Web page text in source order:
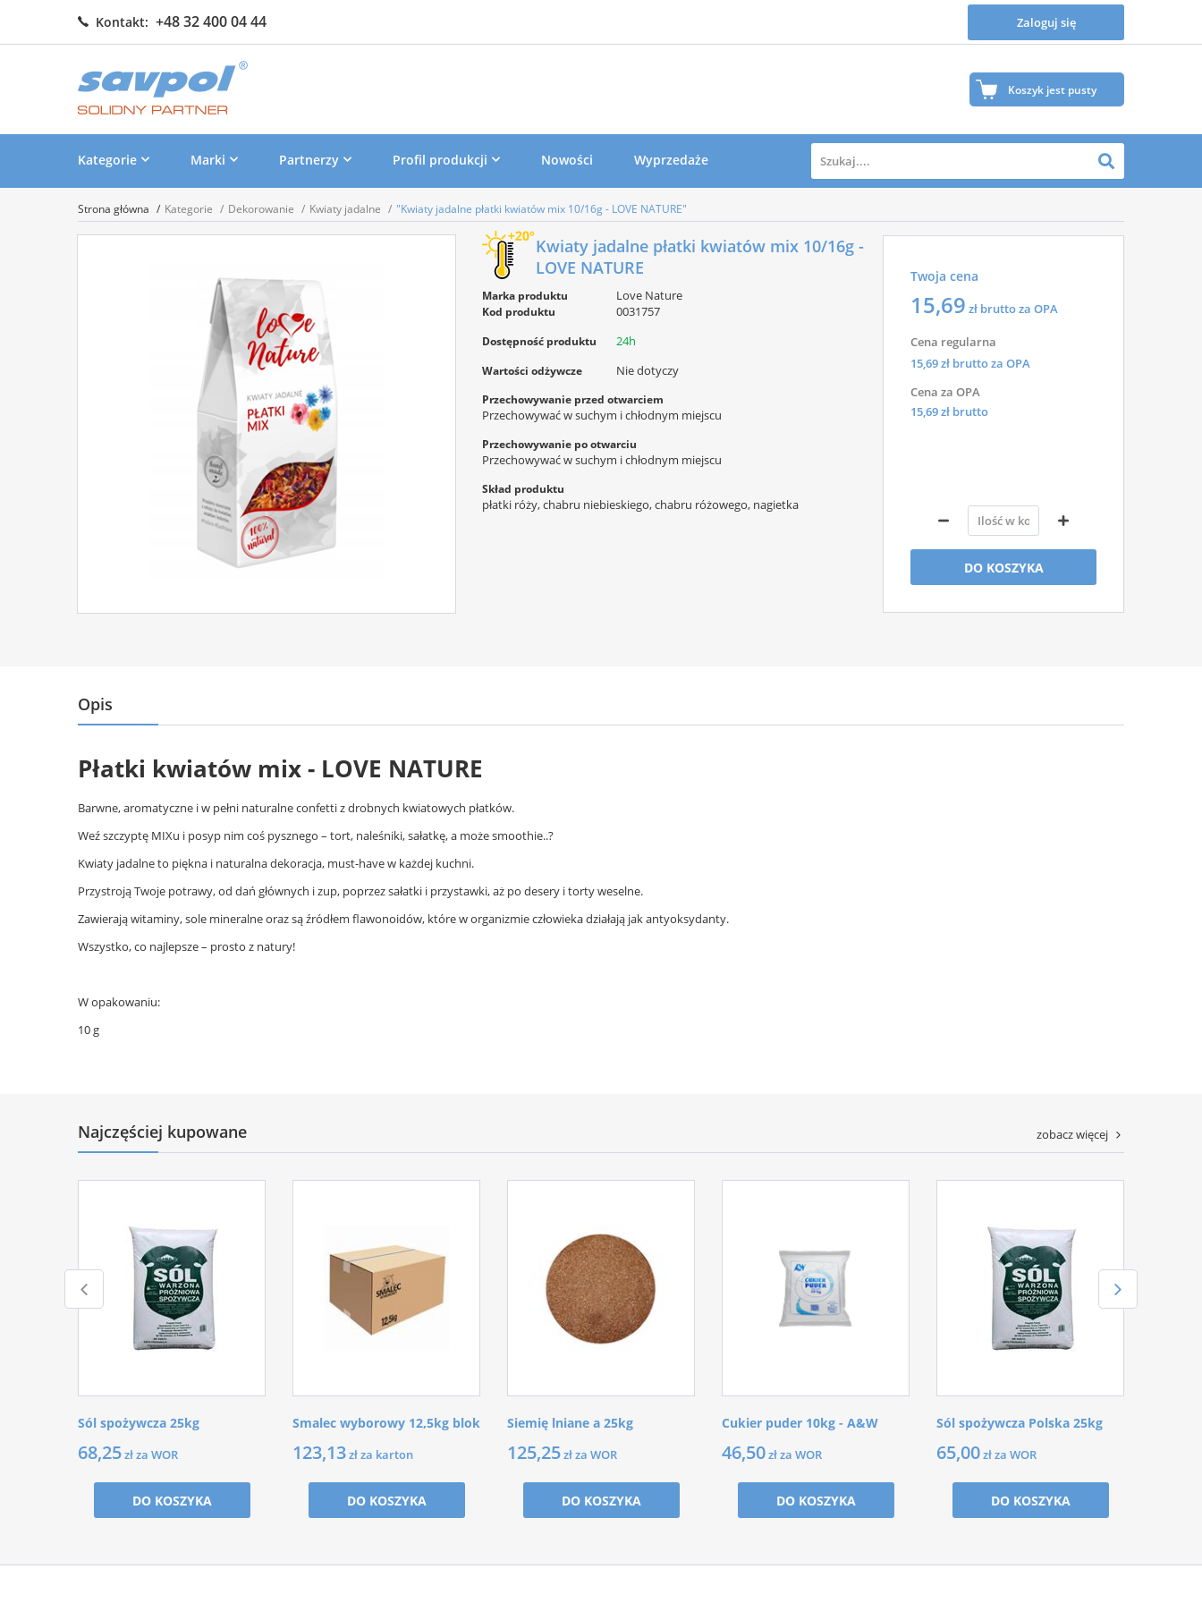
Kontakt: +48 32 400 04 44 Zaloguj się
Koszyk jest pusty
Twój koszyk jest na razie pusty.
pewno znajdziesz wiele produktów, które Ciebie
zainteresują.
Kategorie Marki Partnerzy Profil produkcji Nowości Wyprzedaże
Strona główna Kategorie Dekorowanie Kwiaty jadalne "Kwiaty jadalne płatki kwiatów mix 10/16g - LOVE NATURE"
Kwiaty jadalne płatki kwiatów mix 10/16g -
LOVE NATURE
Marka produktu Love Nature
Kod produktu 0031757
Dostępność produktu 24h
Wartości odżywcze Nie dotyczy
Przechowywanie przed otwarciem
Przechowywać w suchym i chłodnym miejscu
Przechowywanie po otwarciu
Przechowywać w suchym i chłodnym miejscu
Skład produktu
płatki róży, chabru niebieskiego, chabru różowego, nagietka
Twoja cena
15,69 zł brutto za OPA
Cena regularna
15,69zł brutto za OPA
Cena za OPA
15,69zł brutto
DO KOSZYKA
Opis
Płatki kwiatów mix - LOVE NATURE
Barwne, aromatyczne i w pełni naturalne confetti z drobnych kwiatowych płatków.
Weź szczyptę MIXu i posyp nim coś pysznego – tort, naleśniki, sałatkę, a może smoothie..?
Kwiaty jadalne to piękna i naturalna dekoracja, must-have w każdej kuchni.
Przystroją Twoje potrawy, od dań głównych i zup, poprzez sałatki i przystawki, aż po desery i torty weselne.
Zawierają witaminy, sole mineralne oraz są źródłem flawonoidów, które w organizmie człowieka działają jak antyoksydanty.
Wszystko, co najlepsze – prosto z natury!
W opakowaniu:
10 g
Najczęściej kupowane zobacz więcej
Sól spożywcza 25kg
68,25zł za WOR
DO KOSZYKA
Smalec wyborowy 12,5kg blok
123,13zł za karton
DO KOSZYKA
Siemię lniane a 25kg
125,25zł za WOR
DO KOSZYKA
Cukier puder 10kg - A&W
46,50zł za WOR
DO KOSZYKA
Sól spożywcza Polska 25kg
65,00zł za WOR
DO KOSZYKA